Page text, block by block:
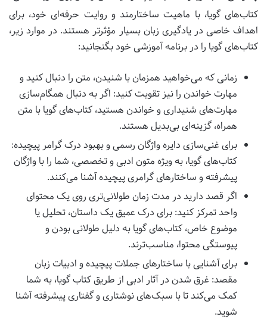
کتاب‌های گویا، با ماهیت ساختارمند و روایت حرفه‌ای خود، برای
اهداف خاصی در یادگیری زبان بسیار مؤثرتر هستند. در موارد زیر،
کتاب‌های گویا را در برنامه آموزشی خود بگنجانید:
زمانی که می‌خواهید همزمان با شنیدن، متن را دنبال کنید و
مهارت خواندن را نیز تقویت کنید: اگر به دنبال همگام‌سازی
مهارت‌های شنیداری و خواندن هستید، کتاب‌های گویا با متن
همراه، گزینه‌ای بی‌بدیل هستند.
برای غنی‌سازی دایره واژگان رسمی و بهبود درک گرامر پیچیده:
کتاب‌های گویا، به ویژه متون ادبی و تخصصی، شما را با واژگان
پیشرفته و ساختارهای گرامری پیچیده آشنا می‌کنند.
اگر قصد دارید در مدت زمان طولانی‌تری روی یک محتوای
واحد تمرکز کنید: برای درک عمیق یک داستان، تحلیل یا
موضوع خاص، کتاب‌های گویا به دلیل طولانی بودن و
پیوستگی محتوا، مناسب‌ترند.
برای آشنایی با ساختارهای جملات پیچیده و ادبیات زبان
مقصد: غرق شدن در آثار ادبی از طریق کتاب گویا، به شما
کمک می‌کند تا با سبک‌های نوشتاری و گفتاری پیشرفته آشنا
شوید.